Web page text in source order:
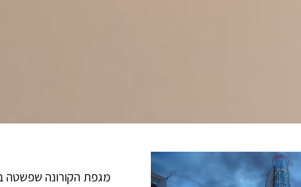
מגפת הקורונה שפשטה